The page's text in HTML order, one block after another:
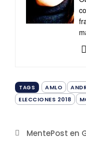
TAGS AMLO
ELECCIONES 2018
MentePost en